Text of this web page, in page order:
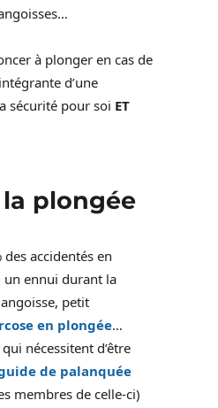
à plonger en cas de
d’une
sécurité pour soi ET
plongée
accidentés en
un ennui durant la
petit
en plongée…
nécessitent d’être
de palanquée
membres de celle-ci)